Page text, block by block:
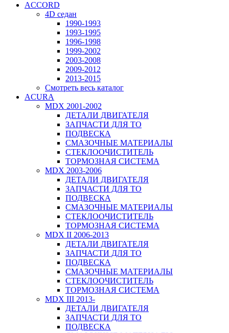
ACCORD
4D седан
1990-1993
1993-1995
1996-1998
1999-2002
2003-2008
2009-2012
2013-2015
Смотреть весь каталог
ACURA
MDX 2001-2002
ДЕТАЛИ ДВИГАТЕЛЯ
ЗАПЧАСТИ ДЛЯ ТО
ПОДВЕСКА
СМАЗОЧНЫЕ МАТЕРИАЛЫ
СТЕКЛООЧИСТИТЕЛЬ
ТОРМОЗНАЯ СИСТЕМА
MDX 2003-2006
ДЕТАЛИ ДВИГАТЕЛЯ
ЗАПЧАСТИ ДЛЯ ТО
ПОДВЕСКА
СМАЗОЧНЫЕ МАТЕРИАЛЫ
СТЕКЛООЧИСТИТЕЛЬ
ТОРМОЗНАЯ СИСТЕМА
MDX II 2006-2013
ДЕТАЛИ ДВИГАТЕЛЯ
ЗАПЧАСТИ ДЛЯ ТО
ПОДВЕСКА
СМАЗОЧНЫЕ МАТЕРИАЛЫ
СТЕКЛООЧИСТИТЕЛЬ
ТОРМОЗНАЯ СИСТЕМА
MDX III 2013-
ДЕТАЛИ ДВИГАТЕЛЯ
ЗАПЧАСТИ ДЛЯ ТО
ПОДВЕСКА